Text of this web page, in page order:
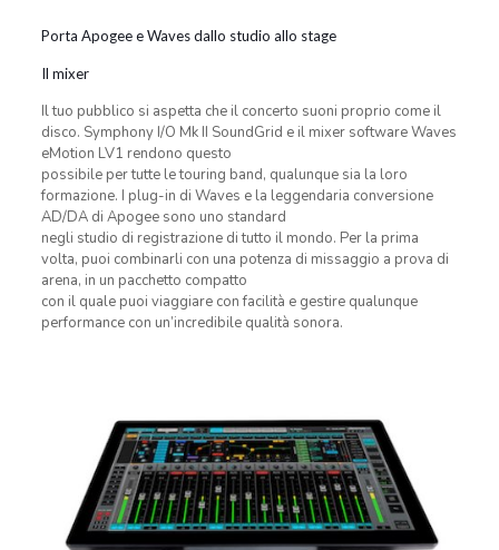
Porta Apogee e Waves dallo studio allo stage
Il mixer
Il tuo pubblico si aspetta che il concerto suoni proprio come il
disco. Symphony I/O Mk II SoundGrid e il mixer software Waves
eMotion LV1 rendono questo
possibile per tutte le touring band, qualunque sia la loro
formazione. I plug-in di Waves e la leggendaria conversione
AD/DA di Apogee sono uno standard
negli studio di registrazione di tutto il mondo. Per la prima
volta, puoi combinarli con una potenza di missaggio a prova di
arena, in un pacchetto compatto
con il quale puoi viaggiare con facilità e gestire qualunque
performance con un’incredibile qualità sonora.